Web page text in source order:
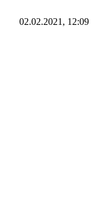
02.02.2021, 12:09